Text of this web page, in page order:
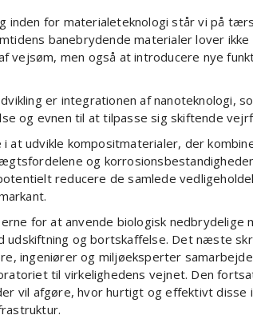
inden for materialeteknologi står vi på
banebrydende materialer lover
vejsøm, men også at introducere nye
er integrationen af nanoteknologi,
og evnen til at tilpasse sig skiftende
at udvikle kompositmaterialer, der
og
reducere de samlede
for at anvende biologisk nedbrydelige
udskiftning og bortskaffelse. Det næste
ingeniører og miljøeksperter
til virkelighedens vejnet. Den
vil afgøre, hvor hurtigt og effektivt disse